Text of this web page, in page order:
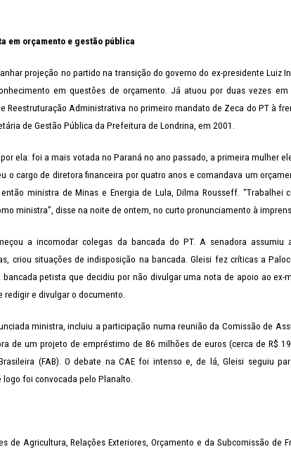
em orçamento e gestão pública
projeção no partido na transição do governo do ex-presidente Luiz
em questões de orçamento. Já atuou por duas vezes em
Reestruturação Administrativa no primeiro mandato de Zeca do PT à
de Gestão Pública da Prefeitura de Londrina, em 2001.
ela: foi a mais votada no Paraná no ano passado, a primeira mulher
o cargo de diretora financeira por quatro anos e comandava um
ministra de Minas e Energia de Lula, Dilma Rousseff. “Trabalhei
ministra”, disse na noite de ontem, no curto pronunciamento à
a incomodar colegas da bancada do PT. A senadora assumiu
criou situações de indisposição na bancada. Gleisi fez críticas a
petista que decidiu por não divulgar uma nota de apoio ao ex-
redigir e divulgar o documento.
ministra, incluiu a participação numa reunião da Comissão de
de um projeto de empréstimo de 86 milhões de euros (cerca de R$
(FAB). O debate na CAE foi intenso e, de lá, Gleisi seguiu
foi convocada pelo Planalto.
de Agricultura, Relações Exteriores, Orçamento e da Subcomissão de